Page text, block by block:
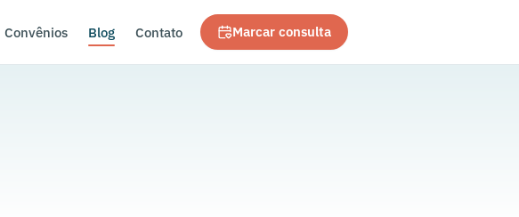
Convênios Blog Contato Marcar consulta